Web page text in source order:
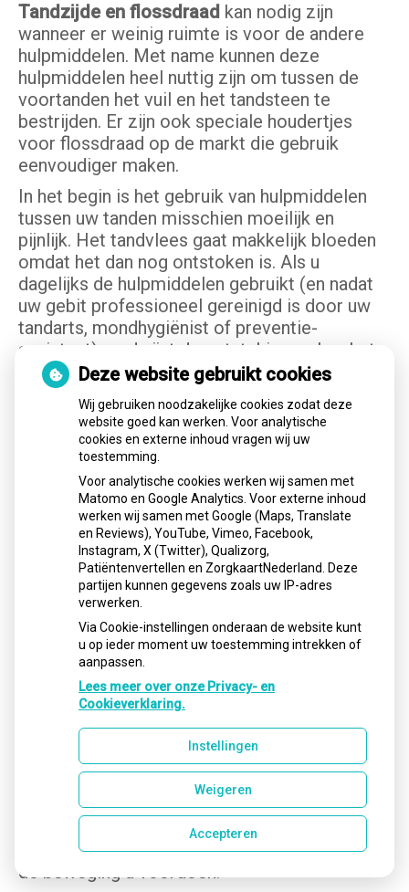
Tandzijde en flossdraad kan nodig zijn
wanneer er weinig ruimte is voor de andere
hulpmiddelen. Met name kunnen deze
hulpmiddelen heel nuttig zijn om tussen de
voortanden het vuil en het tandsteen te
bestrijden. Er zijn ook speciale houdertjes
voor flossdraad op de markt die gebruik
eenvoudiger maken.
In het begin is het gebruik van hulpmiddelen
tussen uw tanden misschien moeilijk en
pijnlijk. Het tandvlees gaat makkelijk bloeden
omdat het dan nog ontstoken is. Als u
dagelijks de hulpmiddelen gebruikt (en nadat
uw gebit professioneel gereinigd is door uw
tandarts, mondhygiënist of preventie-
assistent) verdwijnt de ontsteking en kan het
nog een aantal dagen duren voordat het
bloeden stopt.
Hoe gebruik ik tandenstokers
en ragers?
Pak de tandenstoker of de rager tussen duim
en wijsvinger vast en duw deze vanaf de
buitenkant tussen de tanden en de kiezen. Met
de andere vingers steunt u tegen de
aangrenzende tanden en kiezen. Dit voorkomt
dat u uitschiet.
De driehoekige houten tandenstoker wordt
met de platte kant op het tandvlees geplaatst.
De bedoeling van een rager is dat bij gebruik
wel enige weerstand wordt ondervonden,
maar dat de ijzeren draad de tanden en kiezen
niet raakt. Bij gebruik achter in de mond
ontstaat er meer ruimte wanneer de mond iets
gesloten wordt, zodat de wangen minder
gespannen zijn. Beweeg met de tandenstoker
of de rager een paar keer heen en neer. Laat
de beweging u voordoen.
Deze website gebruikt cookies
Wij gebruiken noodzakelijke cookies zodat deze
website goed kan werken. Voor analytische
cookies en externe inhoud vragen wij uw
toestemming.
Voor analytische cookies werken wij samen met
Matomo en Google Analytics. Voor externe inhoud
werken wij samen met Google (Maps, Translate
en Reviews), YouTube, Vimeo, Facebook,
Instagram, X (Twitter), Qualizorg,
Patiëntenvertellen en ZorgkaartNederland. Deze
partijen kunnen gegevens zoals uw IP-adres
verwerken.
Via Cookie-instellingen onderaan de website kunt
u op ieder moment uw toestemming intrekken of
aanpassen.
Lees meer over onze Privacy- en
Cookieverklaring.
Instellingen
Weigeren
Accepteren